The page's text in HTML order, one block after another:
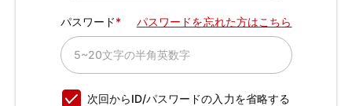
パスワード パスワードを忘れた方はこちら
次回からID/パスワードの入力を省略する